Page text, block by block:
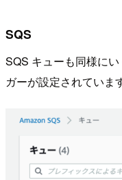
SQS
SQS キューも同様に
ガーが設定されていま